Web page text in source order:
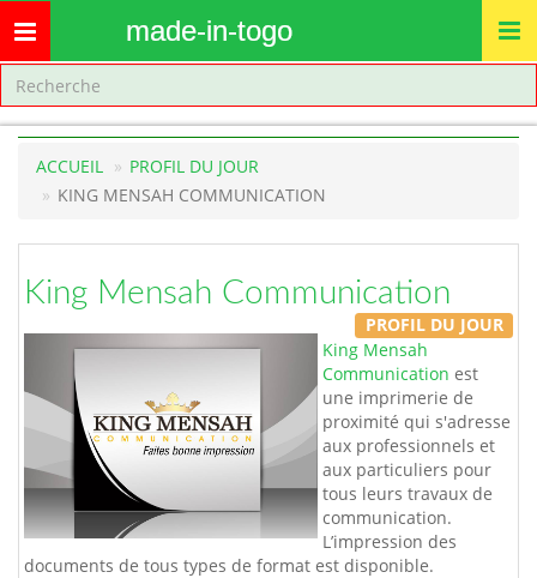
Toggle
navigation
made-in-togo
ACCUEIL
PROFIL DU JOUR
KING MENSAH COMMUNICATION
King Mensah Communication
PROFIL DU JOUR
King Mensah
Communication est
une imprimerie de
proximité qui s'adresse
aux professionnels et
aux particuliers pour
tous leurs travaux de
communication.
L’impression des
documents de tous types de format est disponible.